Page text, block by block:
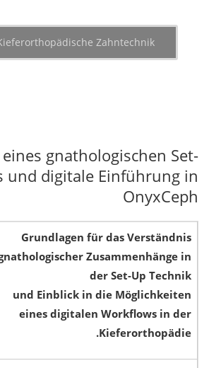
Zahntechnik
gnathologischen Set-
und digitale Einführung in
OnyxCeph
Grundlagen für das Verständnis
Zusammenhänge in
der Set-Up Technik
und Einblick in die Möglichkeiten
eines digitalen Workflows in der
Kieferorthopädie.